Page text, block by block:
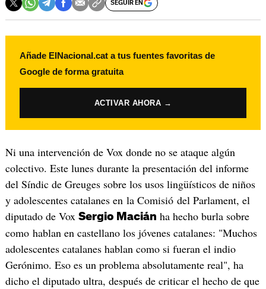
SEGUIR EN
Añade ElNacional.cat a tus fuentes favoritas de
Google de forma gratuita
ACTIVAR AHORA →
Ni una intervención de Vox donde no se ataque algún
colectivo. Este lunes durante la presentación del informe
del Síndic de Greuges sobre los usos lingüísticos de niños
y adolescentes catalanes en la Comisió del Parlament, el
diputado de Vox Sergio Macián ha hecho burla sobre
como hablan en castellano los jóvenes catalanes: "Muchos
adolescentes catalanes hablan como si fueran el indio
Gerónimo. Eso es un problema absolutamente real", ha
dicho el diputado ultra, después de criticar el hecho de que